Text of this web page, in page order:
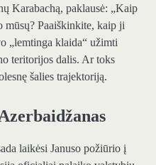
Karabachą, paklausė: „Kaip
mūsų? Paaiškinkite, kaip ji
„lemtinga klaida“ užimti
teritorijos dalis. Ar toks
šalies trajektoriją.
laikėsi Januso požiūrio į